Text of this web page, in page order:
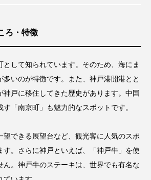
ろ・特徴
として知られています。そのため、海にま
多いのが特徴です。また、神戸港開港とと
神戸に移住してきた歴史があります。中国
「南京町」も魅力的なスポットです。
望できる展望台など、観光客に人気のスポ
す。さらに神戸といえば、「神戸牛」を使
ん。神戸牛のステーキは、世界でも有名な